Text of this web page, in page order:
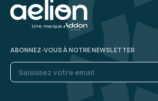
ABONNEZ-VOUS À NOTRE NEWSLETTER